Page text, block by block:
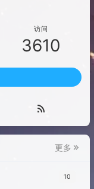
访问
3610
更多
10